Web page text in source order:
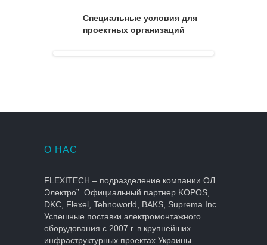
Специальные условия для
проектных организаций
О НАС
FLEXITECH – подразделение компании ОЛ
Электро”. Официальный партнер KOPOS,
DKC, Flexel, Tehnoworld, BAKS, Suprema Inc.
Успешные поставки электромонтажного
оборудования с 2007 г. в крупнейших
инфраструктурных проектах Украины.